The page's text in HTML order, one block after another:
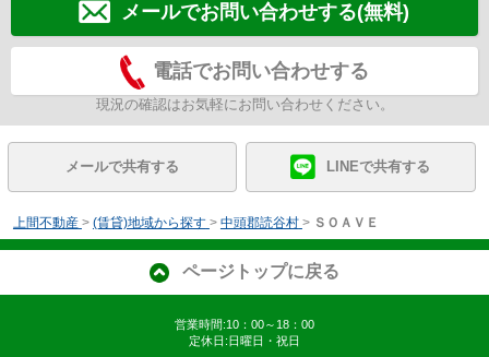
メールでお問い合わせする(無料)
電話でお問い合わせする
現況の確認はお気軽にお問い合わせください。
メールで共有する LINEで共有する
上間不動産 > (賃貸)地域から探す > 中頭郡読谷村 > ＳＯＡＶＥ
ページトップに戻る
営業時間:10：00～18：00
定休日:日曜日・祝日